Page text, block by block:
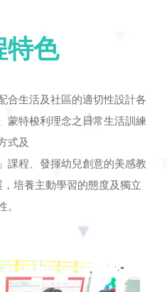
特色
合生活及社區的適切性設計各
蒙特梭利理念之日常生活訓練
式及
課程、發揮幼兒創意的美感教
培養主動學習的態度及獨立
。